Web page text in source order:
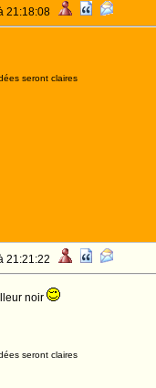
21:18:08
seront claires
21:21:22
noir
seront claires